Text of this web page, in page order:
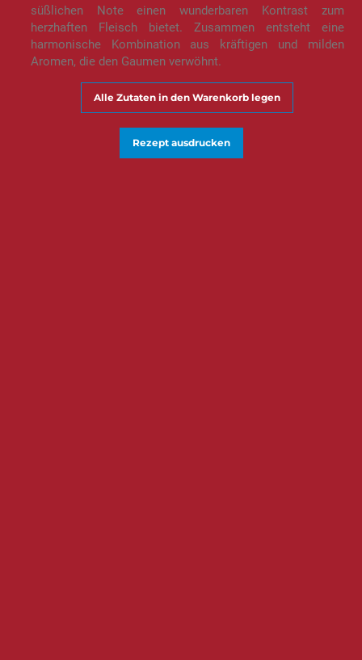
süßlichen Note einen wunderbaren Kontrast zum
herzhaften Fleisch bietet. Zusammen entsteht eine
harmonische Kombination aus kräftigen und milden
Aromen, die den Gaumen verwöhnt.
Alle Zutaten in den Warenkorb legen
Rezept ausdrucken